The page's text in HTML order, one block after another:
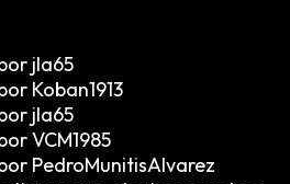
jla65
Koban1913
jla65
VCM1985
PedroMunitisAlvarez